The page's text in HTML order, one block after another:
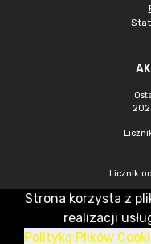
Licznik
CMS & Hosting: Nefeni Sp. z o.o.
Strona korzysta z
realizacji
Polityką Plików